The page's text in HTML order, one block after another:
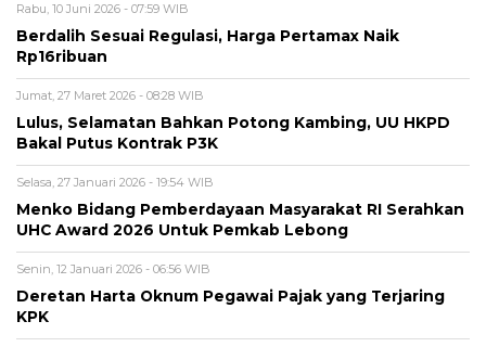
Rabu, 10 Juni 2026 - 07:59 WIB
Berdalih Sesuai Regulasi, Harga Pertamax Naik
Rp16ribuan
Jumat, 27 Maret 2026 - 08:28 WIB
Lulus, Selamatan Bahkan Potong Kambing, UU HKPD
Bakal Putus Kontrak P3K
Selasa, 27 Januari 2026 - 19:54 WIB
Menko Bidang Pemberdayaan Masyarakat RI Serahkan
UHC Award 2026 Untuk Pemkab Lebong
Senin, 12 Januari 2026 - 06:56 WIB
Deretan Harta Oknum Pegawai Pajak yang Terjaring
KPK